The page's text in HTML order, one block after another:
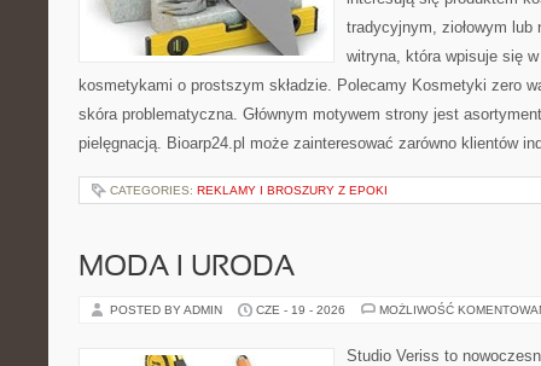
tradycyjnym, ziołowym lub
witryna, która wpisuje się
kosmetykami o prostszym składzie. Polecamy Kosmetyki zero
skóra problematyczna. Głównym motywem strony jest
pielęgnacją. Bioarp24.pl może zainteresować zarówno klientów
CATEGORIES: REKLAMY I BROSZURY Z EPOKI
MODA I URODA
POSTED BY ADMIN CZE - 19 - 2026 MOŻLIWOŚĆ
Studio Veriss to